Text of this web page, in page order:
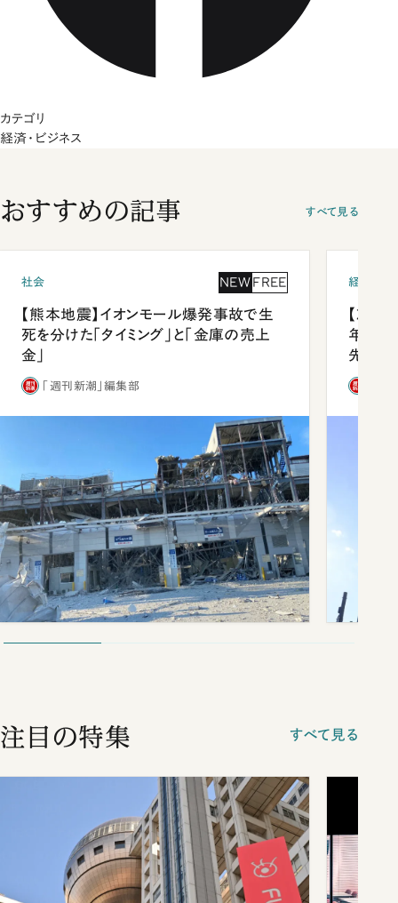
カテゴリ
経済・ビジネス
おすすめの記事 すべて見る
社会 NEW FREE
【熊本地震】イオンモール爆発事故で生
死を分けた「タイミング」と「金庫の売上
金」
「週刊新潮」編集部
経済・ビ
【就活
年会は
先1位
注目の特集 すべて見る